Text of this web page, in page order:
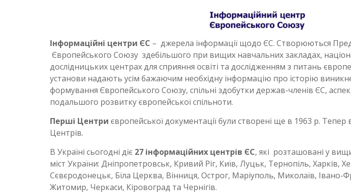
Інформаційні центри ЄС – джерела інформації щодо ЄС. Створюються
Європейського Союзу здебільшого при вищих навчальних закладах,
дослідницьких центрах для сприяння освіті та дослідженням з питань
установи надають усім бажаючим необхідну інформацію про історію
формування Європейського Союзу, спільні здобутки держав-членів ЄС,
подальшого розвитку європейської спільноти.
Перші Центри європейської документації були створені ще в 1963 р. Тепер
Центрів.
В Україні сьогодні діє 27 інформаційних центрів ЄС, які розташовані у
міст України: Дніпропетровськ, Кривий Ріг, Київ, Луцьк, Тернопіль, Харків,
Сєвєродонецьк, Біла Церква, Вінниця, Острог, Маріуполь, Миколаїв, Івано-
Житомир, Черкаси, Кіровоград та Чернігів.